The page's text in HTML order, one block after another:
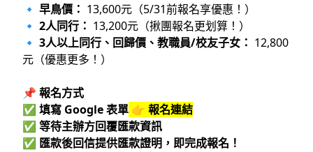
🔹 早鳥價： 13,600元（5/31前報名享優惠！）
🔹 2人同行： 13,200元（揪團報名更划算！）
🔹 3人以上同行、回歸價、教職員/校友子女： 12,800
元（優惠更多！）
📌 報名方式
✅ 填寫 Google 表單 👉 報名連結
✅ 等待主辦方回覆匯款資訊
✅ 匯款後回信提供匯款證明，即完成報名！